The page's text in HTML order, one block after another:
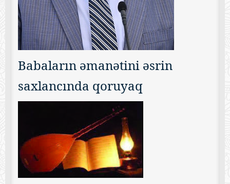
Babaların əmanətini əsrin
saxlancında qoruyaq